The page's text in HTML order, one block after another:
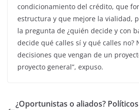
condicionamiento del crédito, que
estructura y que mejore la vialidad,
la pregunta de ¿quién decide y con
decide qué calles sí y qué calles no?
decisiones que vengan de un
proyecto general”, expuso.
¿Oportunistas o aliados?